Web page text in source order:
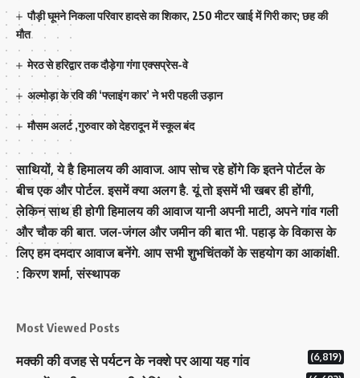
पौड़ी घूमने निकला परिवार हादसे का शिकार, 250 मीटर खाई में गिरी कार; छह की
मौत
मेरठ से हरिद्वार तक दौड़ेगा गंगा एक्सप्रेस-वे
अल्मोड़ा के रवि की ‘फ्लाइंग कार’ ने भरी पहली उड़ान
मौसम अलर्ट ,गुरुवार को देहरादून में स्कूल बंद
साथियों, ये है हिमालय की आवाज. आप सोच रहे होंगे कि इतने पोर्टल के
बीच एक और पोर्टल. इसमें क्या अलग है. यूं तो इसमें भी खबर ही होंगी,
लेकिन साथ ही होगी हिमालय की आवाज यानी अपनी माटी, अपने गांव गली
और चौक की बात. जल-जंगल और जमीन की बात भी. पहाड़ के विकास के
लिए हम दमदार आवाज बनेंगे. आप सभी शुभचिंतकों के सहयोग का आकांक्षी.
: किरण शर्मा, संस्‍थापक
Most Viewed Posts
मक्‍की की वजह से पर्यटन के नक्‍शे पर आया यह गांव (6,819)